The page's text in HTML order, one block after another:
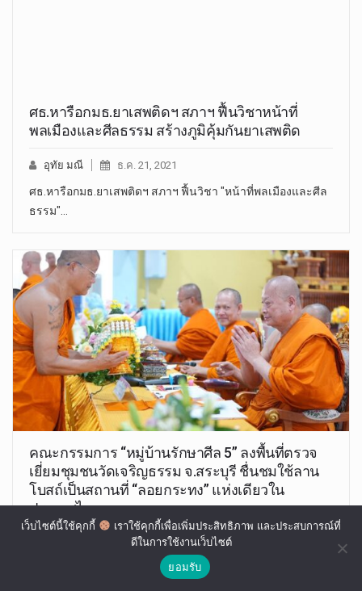
ศธ.หารือกมธ.ยาเสพติดฯ สภาฯ ฟื้นวิชาหน้าที่
พลเมืองและศีลธรรม สร้างภูมิคุ้มกันยาเสพติด
อุทัย มณี ธ.ค. 21, 2021
ศธ.หารือกมธ.ยาเสพติดฯ สภาฯ ฟื้นวิชา "หน้าที่พลเมืองและศีล
ธรรม"…
คณะกรรมการ “หมู่บ้านรักษาศีล 5” ลงพื้นที่ตรวจ
เยี่ยมชุมชนวัดเจริญธรรม จ.สระบุรี ชื่นชมใช้ลาน
โบสถ์เป็นสถานที่ “ลอยกระทง” แห่งเดียวใน
ประเทศไทย
ส.ค. 16, 2025
วันที่ 16 สิงหาคม 2568 วานนี้เวลา 09.00 น. ณ วัดเจริญธรรม
เว็บไซต์นี้ใช้คุกกี้
เราใช้คุกกี้เพื่อเพิ่มประสิทธิภาพ และประสบการณ์ที่
ดีในการใช้งานเว็บไซต์
ยอมรับ